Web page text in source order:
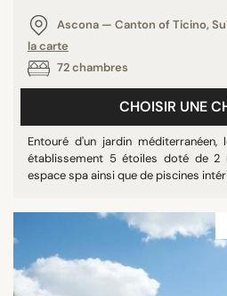
Ascona — Canton of Ticino,
la carte
72 chambres
CHOISIR UNE
Entouré d'un jardin
établissement 5 étoiles doté de 2
espace spa ainsi que de piscines